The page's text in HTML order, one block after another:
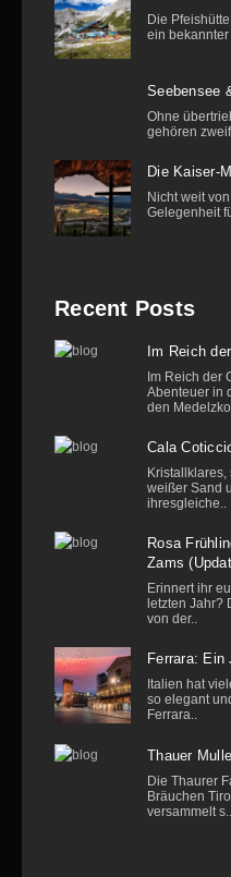
Die
ein bekannter
Seebensee
Ohne
gehören
Die Kaiser-
Nicht weit
Gelegenheit
Recent Posts
Im Reich
Im Reich der
Abenteuer in
den
Cala
Kristallklares,
weißer Sand
ihresgleiche..
Rosa
Zams
Erinnert ihr
letzten Jahr?
von der..
Ferrara: Ein
Italien hat
so elegant
Ferrara..
Thauer
Die Thaurer
Bräuchen
versammelt s..